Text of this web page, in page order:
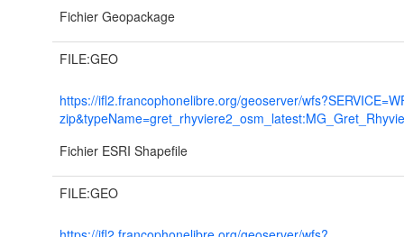
Fichier Geopackage
FILE:GEO
https://ifl2.francophonelibre.org/geoserver/
Fichier ESRI Shapefile
FILE:GEO